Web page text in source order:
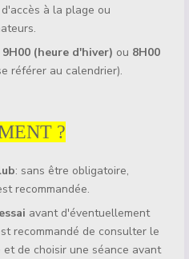
à la plage ou
9H00 (heure d'hiver) ou 8H00
référer au calendrier).
?
: sans être obligatoire,
recommandée.
avant d'éventuellement
recommandé de consulter le
de choisir une séance avant